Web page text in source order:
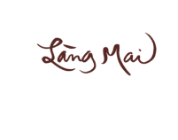
content